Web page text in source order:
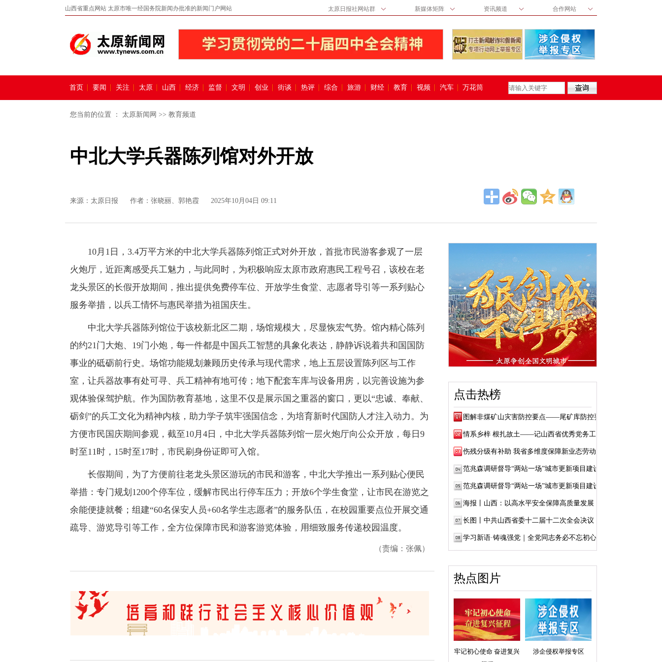
山西省重点网站 太原市唯一经国务院新闻办批准的新闻门户网站 太原日报社网站群 新媒体矩阵 资讯频道 合作网站
首页 要闻 关注 太原 山西 经济 监督 文明 创业 街谈 热评 综合 旅游 财经 教育 视频 汽车 万花筒
您当前的位置 ： 太原新闻网 >> 教育频道
中北大学兵器陈列馆对外开放
来源： 太原日报 作者：张晓丽、郭艳霞 2025年10月04日 09:11
10月1日，3.4万平方米的中北大学兵器陈列馆正式对外开放，首批市民游客参观了一层
火炮厅，近距离感受兵工魅力，与此同时，为积极响应太原市政府惠民工程号召，该校在老
龙头景区的长假开放期间，推出提供免费停车位、开放学生食堂、志愿者导引等一系列贴心
服务举措，以兵工情怀与惠民举措为祖国庆生。
中北大学兵器陈列馆位于该校新北区二期，场馆规模大，尽显恢宏气势。馆内精心陈列
的约21门大炮、19门小炮，每一件都是中国兵工智慧的具象化表达，静静诉说着共和国国防
事业的砥砺前行史。场馆功能规划兼顾历史传承与现代需求，地上五层设置陈列区与工作
室，让兵器故事有处可寻、兵工精神有地可传；地下配套车库与设备用房，以完善设施为参
观体验保驾护航。作为国防教育基地，这里不仅是展示国之重器的窗口，更以“忠诚、奉献、
砺剑”的兵工文化为精神内核，助力学子筑牢强国信念，为培育新时代国防人才注入动力。为
方便市民国庆期间参观，截至10月4日，中北大学兵器陈列馆一层火炮厅向公众开放，每日9
时至11时，15时至17时，市民刷身份证即可入馆。
长假期间，为了方便前往老龙头景区游玩的市民和游客，中北大学推出一系列贴心便民
举措：专门规划1200个停车位，缓解市民出行停车压力；开放6个学生食堂，让市民在游览之
余能便捷就餐；组建“60名保安人员+60名学生志愿者”的服务队伍，在校园重要点位开展交通
疏导、游览导引等工作，全方位保障市民和游客游览体验，用细致服务传递校园温度。
（责编：张佩）
点击热榜
图解非煤矿山灾害防控要点——尾矿库防控要点
情系乡梓 根扎故土——记山西省优秀党务工作...
伤残分级有补助 我省多维度保障新业态劳动者...
范兆森调研督导“两站一场”城市更新项目建设
范兆森调研督导“两站一场”城市更新项目建设
海报丨山西：以高水平安全保障高质量发展
长图丨中共山西省委十二届十二次全会决议
学习新语·铸魂强党｜全党同志务必不忘初心、...
热点图片
牢记初心使命 奋进复兴
涉企侵权举报专区